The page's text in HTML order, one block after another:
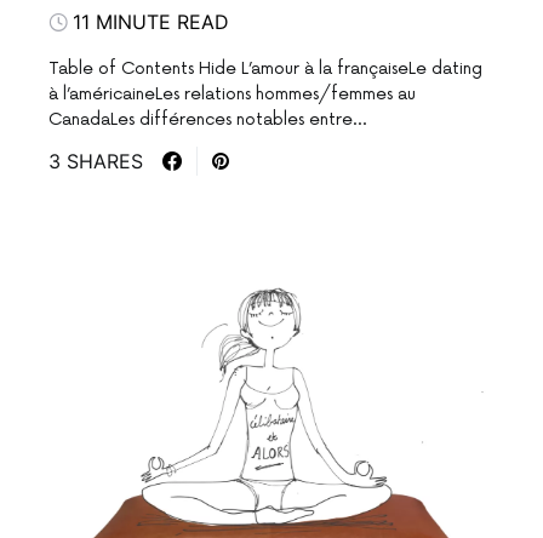
11 MINUTE READ
Table of Contents Hide L’amour à la françaiseLe dating
à l’américaineLes relations hommes/femmes au
CanadaLes différences notables entre…
3 SHARES